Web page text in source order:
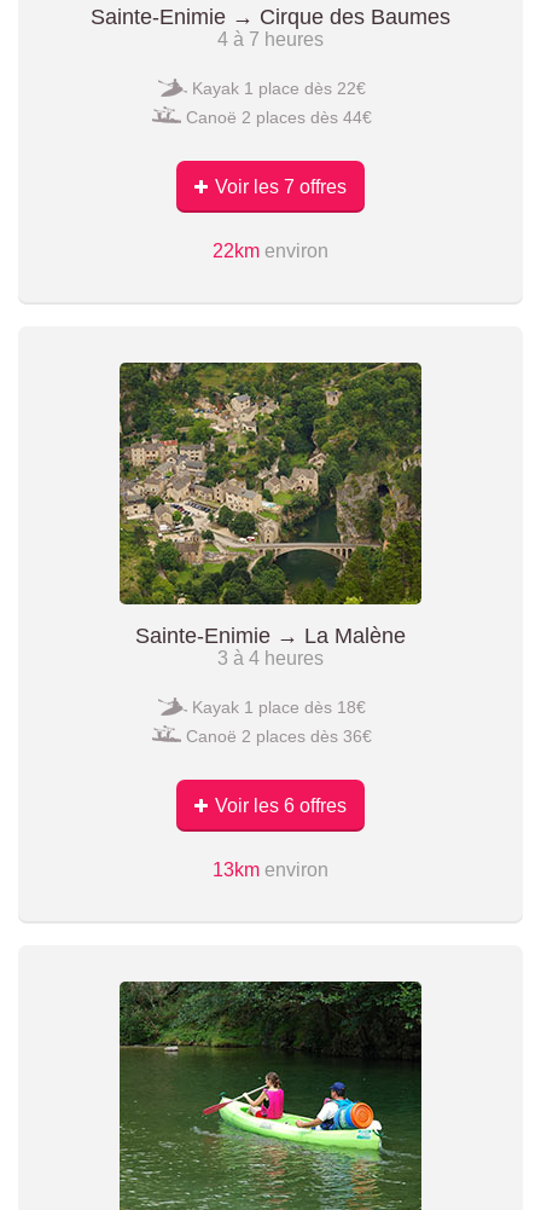
Sainte-Enimie → Cirque des Baumes
4 à 7 heures
Kayak 1 place dès 22€
Canoë 2 places dès 44€
Voir les 7 offres
22km environ
Sainte-Enimie → La Malène
3 à 4 heures
Kayak 1 place dès 18€
Canoë 2 places dès 36€
Voir les 6 offres
13km environ